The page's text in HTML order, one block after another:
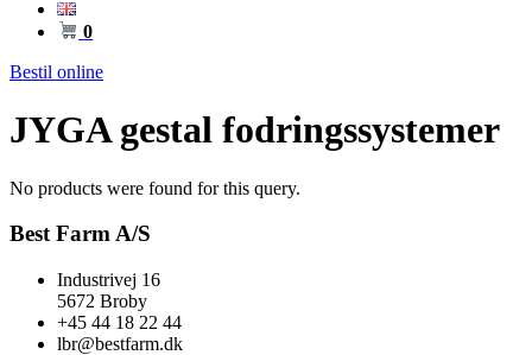
0
Bestil online
JYGA gestal fodringssystemer
No products were found for this query.
Best Farm A/S
Industrivej 16
5672 Broby
+45 44 18 22 44
lbr@bestfarm.dk